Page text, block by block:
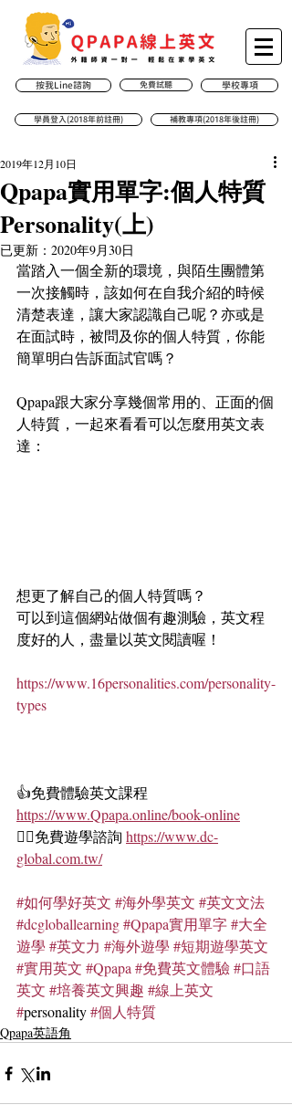
按我Line諮詢 免費試聽 學校專項
學員登入(2018年前註冊) 補教專項(2018年後註冊)
Qpapa實用單字:個人特質
Personality(上)
2019年12月10日
已更新： 2020年9月30日
當踏入一個全新的環境，與陌生團體第
一次接觸時，該如何在自我介紹的時候
清楚表達，讓大家認識自己呢？亦或是
在面試時，被問及你的個人特質，你能
簡單明白告訴面試官嗎？
Qpapa跟大家分享幾個常用的、正面的個
人特質，一起來看看可以怎麼用英文表
達：
想更了解自己的個人特質嗎？
可以到這個網站做個有趣測驗，英文程
度好的人，盡量以英文閱讀喔！
https://www.16personalities.com/personality-
types
👍免費體驗英文課程
https://www.Qpapa.online/book-online
🏄‍♀️免費遊學諮詢 https://www.dc-
global.com.tw/
#如何學好英文 #海外學英文 #英文文法
#dcgloballearning#Qpapa實用單字#大全
遊學#英文力 #海外遊學#短期遊學英文
#實用英文 #Qpapa#免費英文體驗#口語
英文 #培養英文興趣 #線上英文
#personality #個人特質
Qpapa英語角